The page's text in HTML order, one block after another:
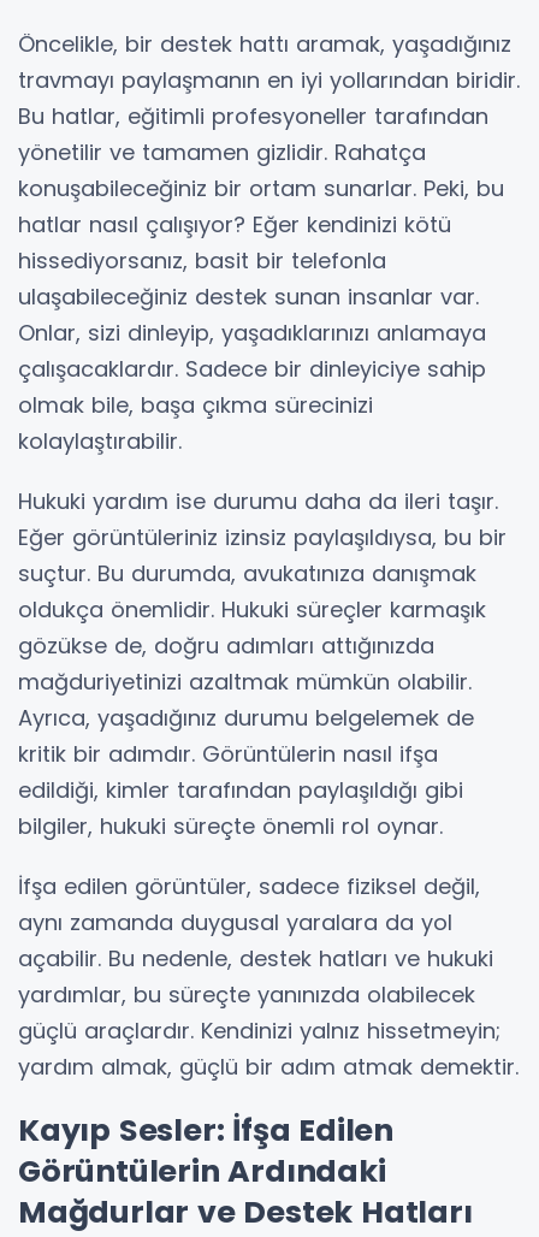
Öncelikle, bir destek hattı aramak, yaşadığınız
travmayı paylaşmanın en iyi yollarından biridir.
Bu hatlar, eğitimli profesyoneller tarafından
yönetilir ve tamamen gizlidir. Rahatça
konuşabileceğiniz bir ortam sunarlar. Peki, bu
hatlar nasıl çalışıyor? Eğer kendinizi kötü
hissediyorsanız, basit bir telefonla
ulaşabileceğiniz destek sunan insanlar var.
Onlar, sizi dinleyip, yaşadıklarınızı anlamaya
çalışacaklardır. Sadece bir dinleyiciye sahip
olmak bile, başa çıkma sürecinizi
kolaylaştırabilir.
Hukuki yardım ise durumu daha da ileri taşır.
Eğer görüntüleriniz izinsiz paylaşıldıysa, bu bir
suçtur. Bu durumda, avukatınıza danışmak
oldukça önemlidir. Hukuki süreçler karmaşık
gözükse de, doğru adımları attığınızda
mağduriyetinizi azaltmak mümkün olabilir.
Ayrıca, yaşadığınız durumu belgelemek de
kritik bir adımdır. Görüntülerin nasıl ifşa
edildiği, kimler tarafından paylaşıldığı gibi
bilgiler, hukuki süreçte önemli rol oynar.
İfşa edilen görüntüler, sadece fiziksel değil,
aynı zamanda duygusal yaralara da yol
açabilir. Bu nedenle, destek hatları ve hukuki
yardımlar, bu süreçte yanınızda olabilecek
güçlü araçlardır. Kendinizi yalnız hissetmeyin;
yardım almak, güçlü bir adım atmak demektir.
Kayıp Sesler: İfşa Edilen
Görüntülerin Ardındaki
Mağdurlar ve Destek Hatları